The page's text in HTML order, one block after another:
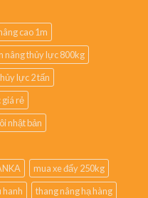
cao 1m
nâng thủy lực 800kg
lực 2 tấn
giá rẻ
nhật bản
mua xe đẩy 250kg
hanh
thang nâng hạ hàng